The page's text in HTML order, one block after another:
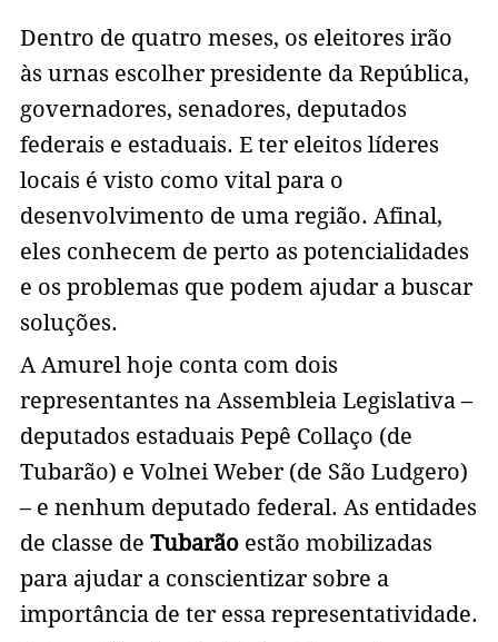
Dentro de quatro meses, os eleitores irão
às urnas escolher presidente da República,
governadores, senadores, deputados
federais e estaduais. E ter eleitos líderes
locais é visto como vital para o
desenvolvimento de uma região. Afinal,
eles conhecem de perto as potencialidades
e os problemas que podem ajudar a buscar
soluções.
A Amurel hoje conta com dois
representantes na Assembleia Legislativa –
deputados estaduais Pepê Collaço (de
Tubarão) e Volnei Weber (de São Ludgero)
– e nenhum deputado federal. As entidades
de classe de Tubarãoestão mobilizadas
para ajudar a conscientizar sobre a
importância de ter essa representatividade.